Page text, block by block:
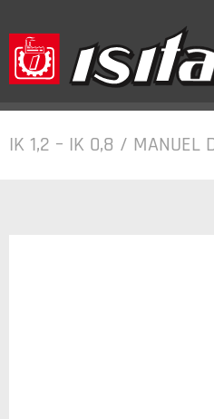
IK 1,2 – IK 0,8 / MANUEL